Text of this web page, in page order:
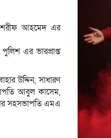
শরীফ আহমেদ এর
এর ভারপ্রাপ্ত
উদ্দিন, সাধারণ
আবুল কাসেম,
সহসভাপতি এমএ